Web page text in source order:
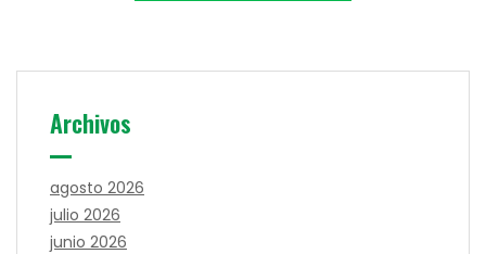
Archivos
agosto 2026
julio 2026
junio 2026